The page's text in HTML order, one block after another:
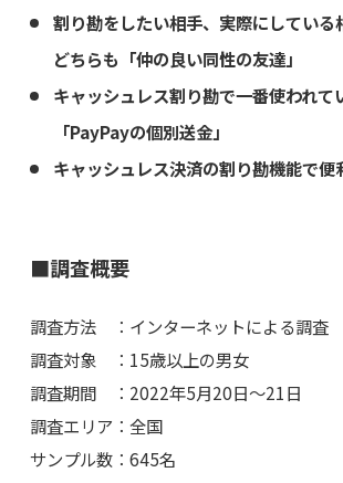
割り勘をしたい相手、実際にしている
どちらも「仲の良い同性の友達」
キャッシュレス割り勘で一番使われて
「PayPayの個別送金」
キャッシュレス決済の割り勘機能で便
■調査概要
調査方法 ：インターネットによる調査
調査対象 ：15歳以上の男女
調査期間 ：2022年5月20日～21日
調査エリア：全国
サンプル数：645名